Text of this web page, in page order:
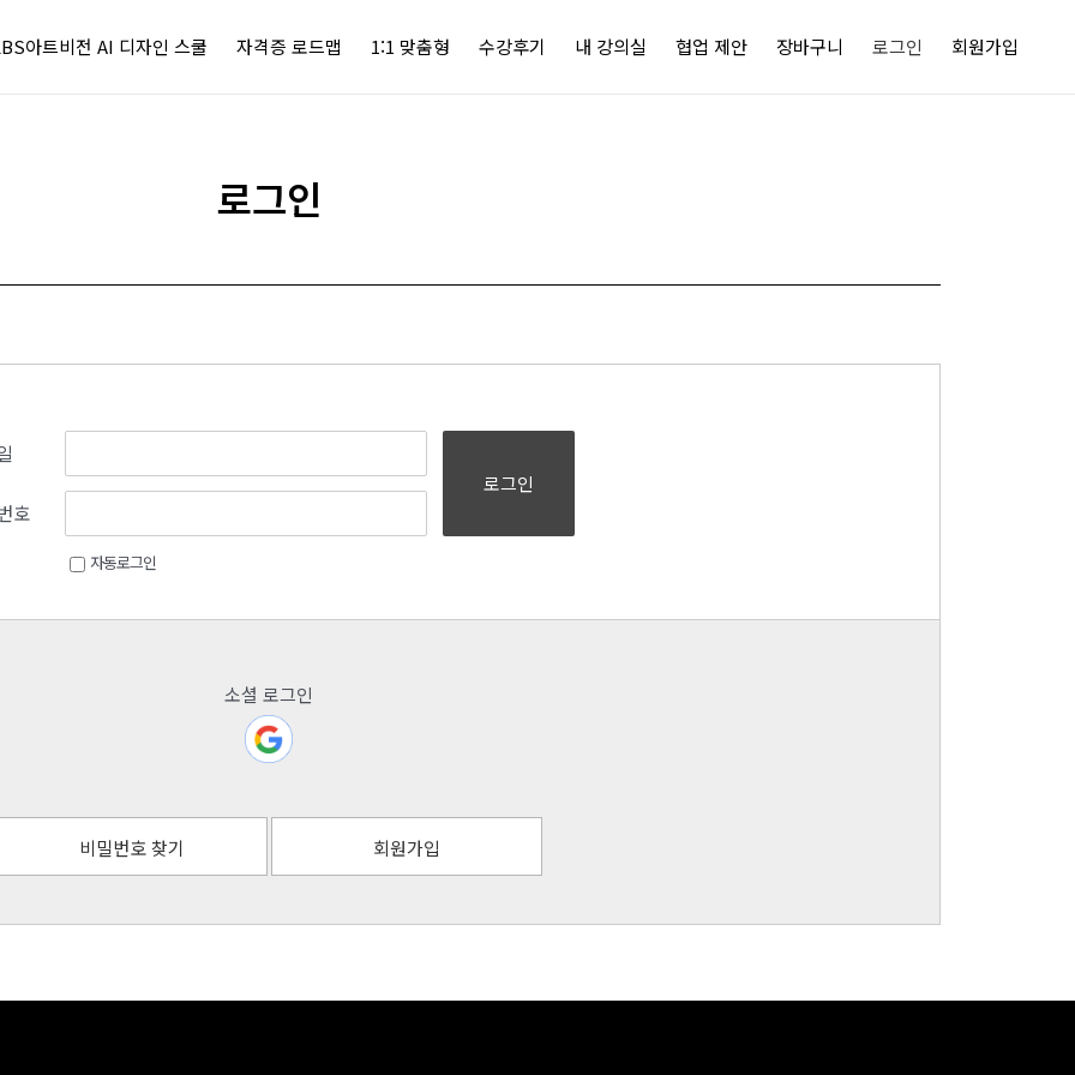
아트비전 AI 디자인 스쿨 자격증 로드맵 1:1 맞춤형 수강후기 내 강의실 협업 제안 장바구니 로그인 회원가입
로그인
호
자동로그인
로그인
소셜 로그인
비밀번호 찾기 회원가입